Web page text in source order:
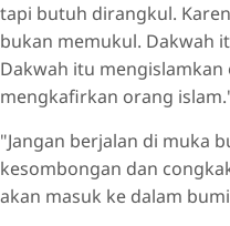
tapi butuh dirangkul.
bukan memukul. Dakwah
Dakwah itu mengislamkan
mengkafirkan orang
"Jangan berjalan di muka
kesombongan dan
akan masuk ke dalam